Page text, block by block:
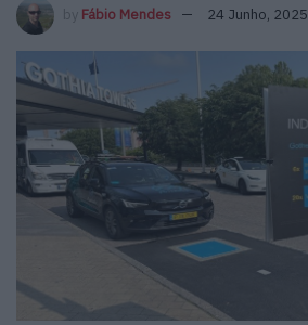
by Fábio Mendes 24 Junho, 2025